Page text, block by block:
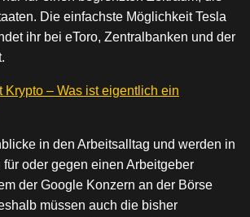
Die einfachste Möglichkeit Tesla
ihr bei eToro, Zentralbanken und der
Krypto – Was ist eigentlich ein
in den Arbeitsalltag und werden in
oder gegen einen Arbeitgeber
der Google Konzern an der Börse
müssen auch die bisher